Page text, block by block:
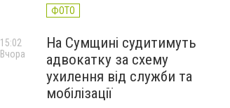
ФОТО
На Сумщині судитимуть
адвокатку за схему
ухилення від служби та
мобілізації
15:02
Вчора